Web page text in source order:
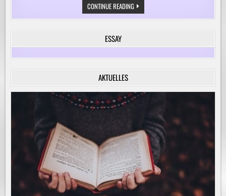
CONTINUE READINGATEM
ALS
SCHLÜSSEL:
TECHNIKEN
KÖRPER,
UND
RUHE
ESSAY
AKTUELLES